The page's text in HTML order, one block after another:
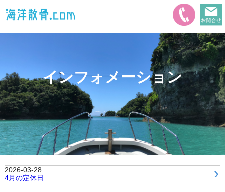
インフォメーション
2026-03-28
4月の定休日